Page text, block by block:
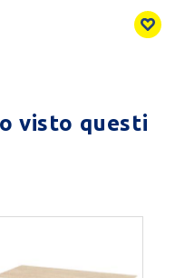
visto questi